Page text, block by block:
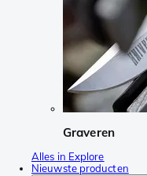
Graveren
Alles in Explore
Nieuwste producten